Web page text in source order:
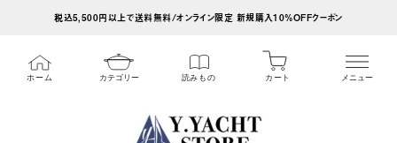
税込5,500円以上で送料無料/オンライン限定 新規購入10%OFFクーポン
ホーム カテゴリー 読みもの カート メニュー